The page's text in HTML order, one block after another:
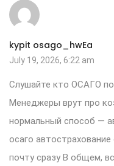
kypit osago_hwEa
July 19, 2026, 6:22 am
Слушайте кто ОСАГО
Менеджеры врут про
нормальный способ —
осаго
почту сразу В общем,